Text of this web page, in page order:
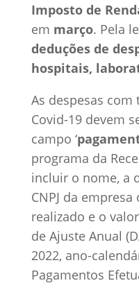
Imposto de
em março. Pela
deduções de
hospitais,
As despesas com
Covid-19 devem
campo ‘
programa da
incluir o nome, a
CNPJ da
realizado e o
de Ajuste Anual
2022, ano-
Pagamentos